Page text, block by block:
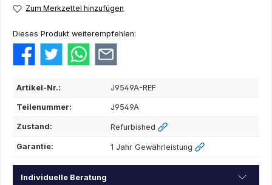
Zum Merkzettel hinzufügen
Dieses Produkt weiterempfehlen:
Artikel-Nr.: J9549A-REF
Teilenummer: J9549A
Zustand: Refurbished
Garantie: 1 Jahr Gewährleistung
Individuelle Beratung